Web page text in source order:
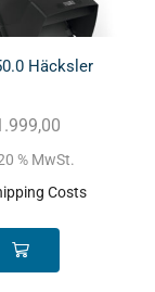
Häcksler
% MwSt.
Costs